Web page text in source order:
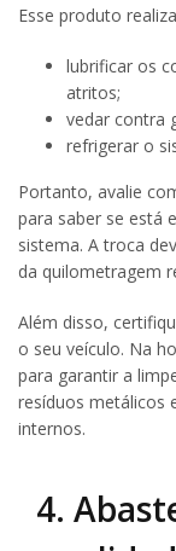
Esse produto
lubrificar os
atritos;
vedar contra
refrigerar o
Portanto, avalie
para saber se está
sistema. A troca
da quilometragem
Além disso,
o seu veículo. Na
para garantir a
resíduos metálicos
internos.
4.